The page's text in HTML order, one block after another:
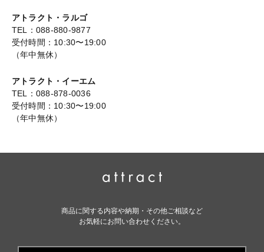
アトラクト・ラルゴ
TEL：088-880-9877
受付時間：10:30〜19:00
（年中無休）
アトラクト・イーエム
TEL：088-878-0036
受付時間：10:30〜19:00
（年中無休）
商品に関する内容や納期・その他ご相談など
お気軽にお問い合わせください。